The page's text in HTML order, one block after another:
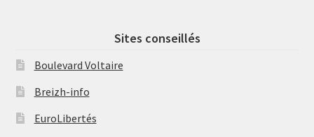
Sites conseillés
Boulevard Voltaire
Breizh-info
EuroLibertés